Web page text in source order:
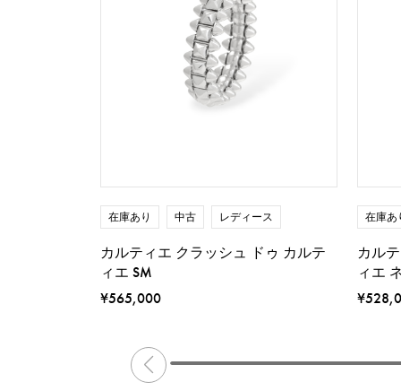
在庫あり 中古 レディース
カルティエ クラッシュ ドゥ カルテ
ィエ SM
¥565,000
在庫あ
カル
ィエ